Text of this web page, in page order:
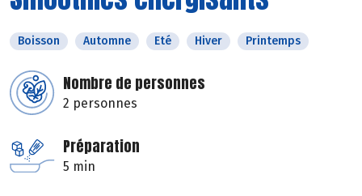
Boisson Automne Eté Hiver Printemps
Nombre de personnes
2 personnes
Préparation
5 min